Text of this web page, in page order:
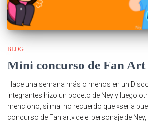
BLOG
Mini concurso de Fan Art
Hace una semana más o menos en un
integrantes hizo un boceto de Ney y luego
menciono, si mal no recuerdo que «seria
concurso de Fan art» de el personaje de Ney,